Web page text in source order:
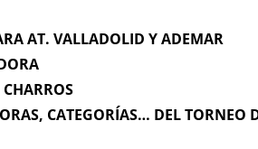
AT. VALLADOLID Y ADEMAR
CHARROS
CATEGORÍAS… DEL TORNEO